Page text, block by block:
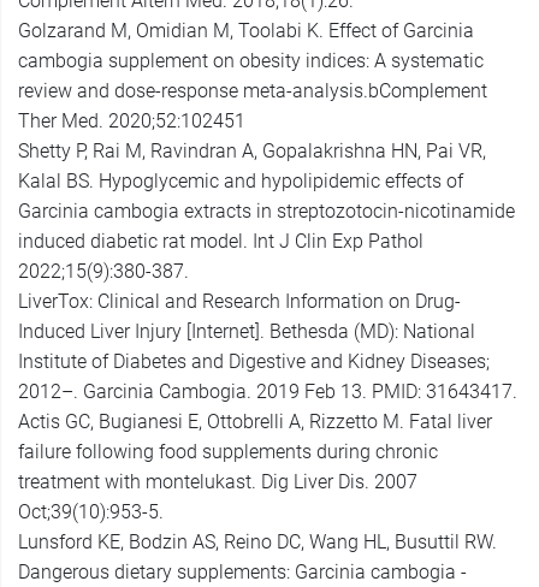
Golzarand M, Omidian M, Toolabi K. Effect of Garcinia
cambogia supplement on obesity indices: A systematic
review and dose-response meta-analysis.bComplement
Ther Med. 2020;52:102451
Shetty P, Rai M, Ravindran A, Gopalakrishna HN, Pai VR,
Kalal BS. Hypoglycemic and hypolipidemic effects of
Garcinia cambogia extracts in streptozotocin-nicotinamide
induced diabetic rat model. Int J Clin Exp Pathol
2022;15(9):380-387.
LiverTox: Clinical and Research Information on Drug-
Induced Liver Injury [Internet]. Bethesda (MD): National
Institute of Diabetes and Digestive and Kidney Diseases;
2012–. Garcinia Cambogia. 2019 Feb 13. PMID: 31643417.
Actis GC, Bugianesi E, Ottobrelli A, Rizzetto M. Fatal liver
failure following food supplements during chronic
treatment with montelukast. Dig Liver Dis. 2007
Oct;39(10):953-5.
Lunsford KE, Bodzin AS, Reino DC, Wang HL, Busuttil RW.
Dangerous dietary supplements: Garcinia cambogia -